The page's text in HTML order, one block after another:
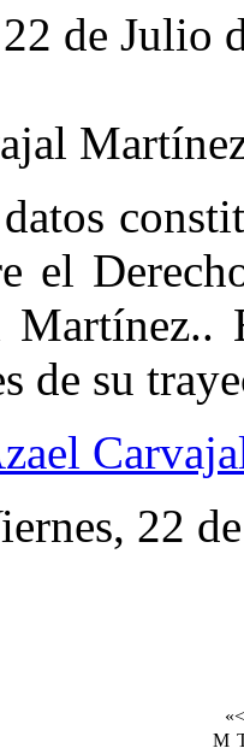
de Julio
el
de su
22
«<
M